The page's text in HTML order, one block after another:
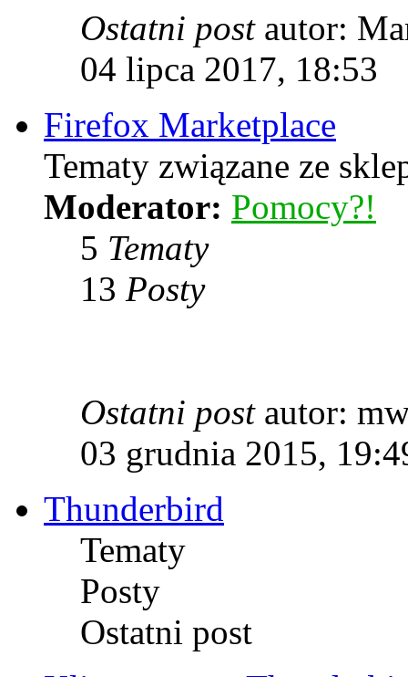
Ostatni postautor:
04 lipca 2017, 18:53
Firefox Marketplace
Tematy związane ze
Moderator: Pomocy?!
5 Tematy
13 Posty
Ostatni postautor:
03 grudnia 2015,
Thunderbird
Tematy
Posty
Ostatni post